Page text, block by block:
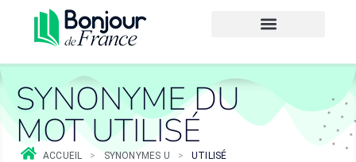
SYNONYME DU
MOT UTILISÉ
ACCUEIL > SYNONYMES U > UTILISÉ